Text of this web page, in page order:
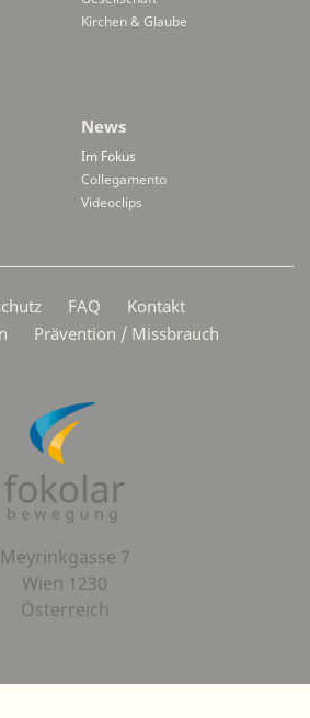
Kirchen & Glaube
News
Im Fokus
Collegamento
Videoclips
FAQ
Kontakt
Prävention / Missbrauch
Meyrinkgasse 7
Wien 1230
Österreich